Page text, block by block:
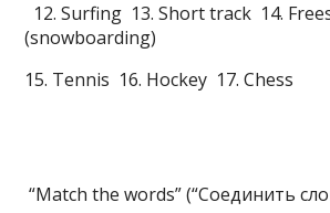
12. Surfing 13. Short track 14.
(snowboarding)
15. Tennis 16. Hockey 17. Chess
“Match the words” (“Соединить